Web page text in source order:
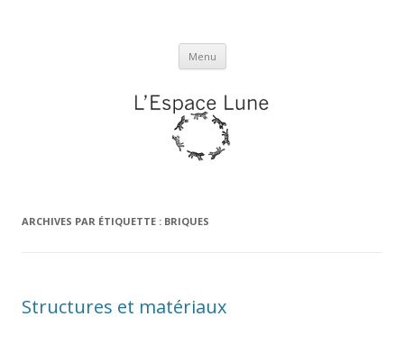
Menu Aller
contenu
ARCHIVES PAR ÉTIQUETTE : BRIQUES
Structures et matériaux